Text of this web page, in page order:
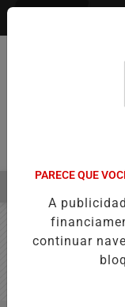
EM ALTA
PARECE QUE
A
continuar